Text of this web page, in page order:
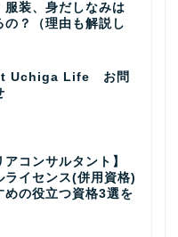
服装、身だしなみは
の？（理由も解説し
Uchiga Life お問
アコンサルタント】
ライセンス(併用資格)
めの役立つ資格3選を